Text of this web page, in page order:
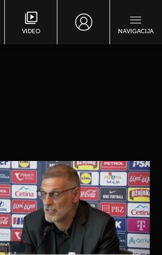
VIDEO NAVIGACIJA